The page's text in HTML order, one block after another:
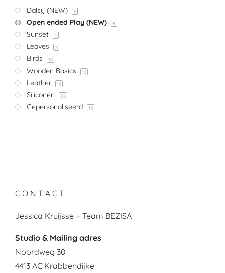
Daisy (NEW) 8
Open ended Play (NEW) 5
Sunset 5
Leaves 8
Birds 18
Wooden Basics 16
Leather 16
Siliconen 26
Gepersonaliseerd 15
C O N T A C T
Jessica Kruijsse + Team BEZISA
Studio & Mailing adres
Noordweg 30
4413 AC Krabbendijke